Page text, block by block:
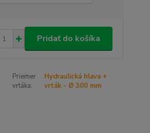
Pridať do košíka
Priemer
vrtáka:
Hydraulická hlava +
vrták - Ø 300 mm